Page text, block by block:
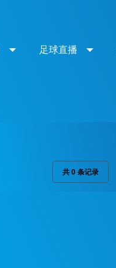
足球直播
共0条记录